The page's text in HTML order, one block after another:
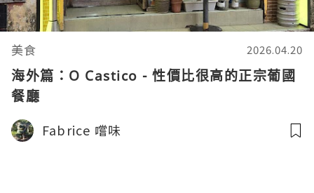
美食 2026.04.20
海外篇：O Castico - 性價比很高的正宗葡國
餐廳
Fabrice 嚐味